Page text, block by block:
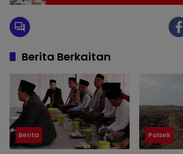
Berita Berkaitan
Berita Polsek